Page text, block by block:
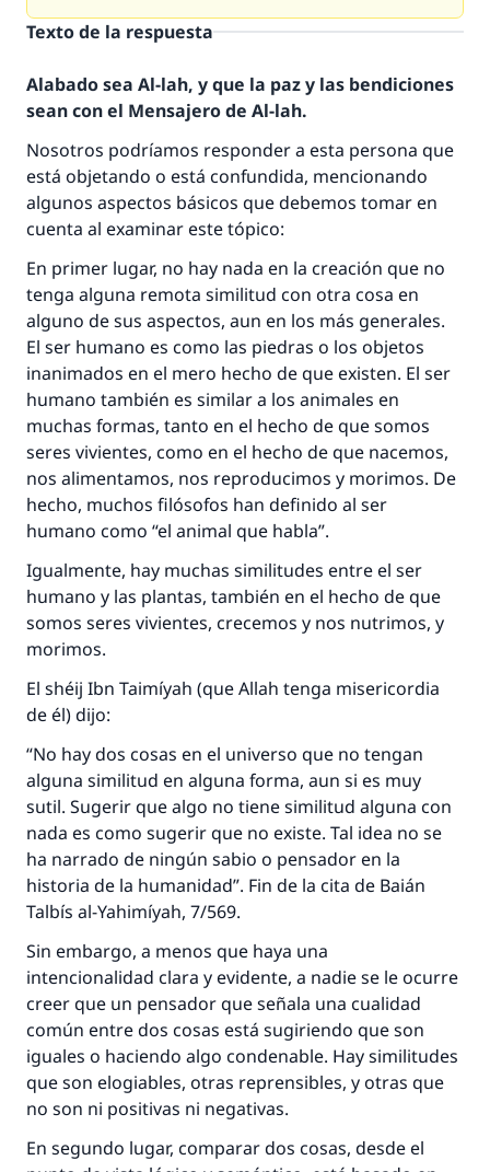
Texto de la respuesta
Alabado sea Al-lah, y que la paz y las bendiciones
sean con el Mensajero de Al-lah.
Nosotros podríamos responder a esta persona que
está objetando o está confundida, mencionando
algunos aspectos básicos que debemos tomar en
cuenta al examinar este tópico:
En primer lugar, no hay nada en la creación que no
tenga alguna remota similitud con otra cosa en
alguno de sus aspectos, aun en los más generales.
El ser humano es como las piedras o los objetos
inanimados en el mero hecho de que existen. El ser
humano también es similar a los animales en
muchas formas, tanto en el hecho de que somos
seres vivientes, como en el hecho de que nacemos,
nos alimentamos, nos reproducimos y morimos. De
hecho, muchos filósofos han definido al ser
humano como “el animal que habla”.
Igualmente, hay muchas similitudes entre el ser
humano y las plantas, también en el hecho de que
somos seres vivientes, crecemos y nos nutrimos, y
morimos.
El shéij Ibn Taimíyah (que Allah tenga misericordia
de él) dijo:
“No hay dos cosas en el universo que no tengan
alguna similitud en alguna forma, aun si es muy
sutil. Sugerir que algo no tiene similitud alguna con
nada es como sugerir que no existe. Tal idea no se
ha narrado de ningún sabio o pensador en la
historia de la humanidad”. Fin de la cita de Baián
Talbís al-Yahimíyah, 7/569.
Sin embargo, a menos que haya una
intencionalidad clara y evidente, a nadie se le ocurre
creer que un pensador que señala una cualidad
común entre dos cosas está sugiriendo que son
iguales o haciendo algo condenable. Hay similitudes
que son elogiables, otras reprensibles, y otras que
no son ni positivas ni negativas.
En segundo lugar, comparar dos cosas, desde el